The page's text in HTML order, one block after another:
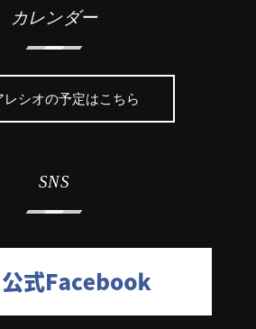
カレンダー
シオの予定はこちら
SNS